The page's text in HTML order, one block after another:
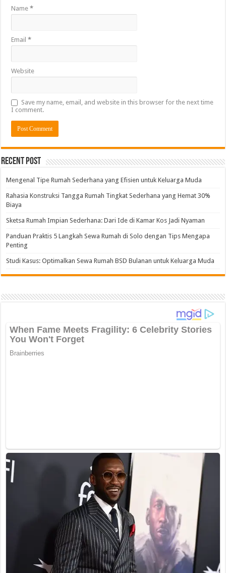
Name*
Email*
Website
Save my name, email, and website in this browser for the next time
I comment.
Alternative:
Recent Post
Mengenal Tipe Rumah Sederhana yang Efisien untuk Keluarga Muda
Rahasia Konstruksi Tangga Rumah Tingkat Sederhana yang Hemat 30%
Biaya
Sketsa Rumah Impian Sederhana: Dari Ide di Kamar Kos Jadi Nyaman
Panduan Praktis 5 Langkah Sewa Rumah di Solo dengan Tips Mengapa
Penting
Studi Kasus: Optimalkan Sewa Rumah BSD Bulanan untuk Keluarga Muda